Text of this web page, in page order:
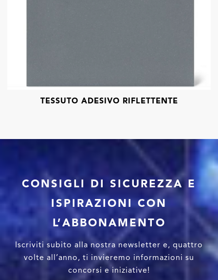
TESSUTO ADESIVO RIFLETTENTE
CONSIGLI DI SICUREZZA E
ISPIRAZIONI CON
L’ABBONAMENTO
Iscriviti subito alla nostra newsletter e, quattro
volte all’anno, ti invieremo informazioni su
concorsi e iniziative!